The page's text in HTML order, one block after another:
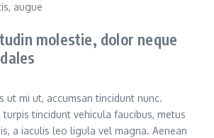
augue
molestie, dolor neque
ut mi ut, accumsan tincidunt nunc.
tincidunt vehicula faucibus, metus
a iaculis leo ligula vel magna. Aenean